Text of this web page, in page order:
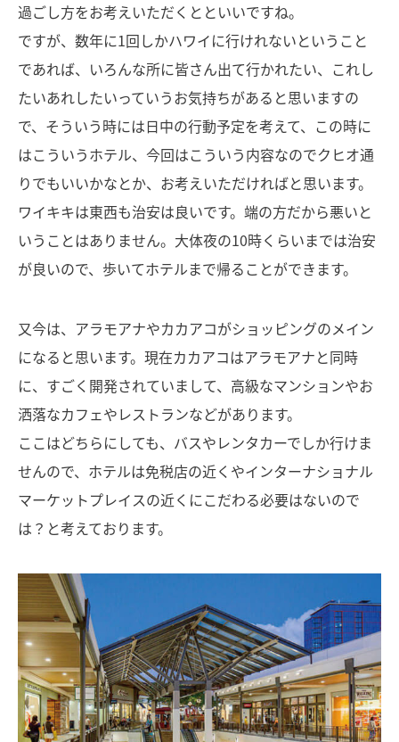
過ごし方をお考えいただくとといいですね。
ですが、数年に1回しかハワイに行けれないということ
であれば、いろんな所に皆さん出て行かれたい、これし
たいあれしたいっていうお気持ちがあると思いますの
で、そういう時には日中の行動予定を考えて、この時に
はこういうホテル、今回はこういう内容なのでクヒオ通
りでもいいかなとか、お考えいただければと思います。
ワイキキは東西も治安は良いです。端の方だから悪いと
いうことはありません。大体夜の10時くらいまでは治安
が良いので、歩いてホテルまで帰ることができます。
又今は、アラモアナやカカアコがショッピングのメイン
になると思います。現在カカアコはアラモアナと同時
に、すごく開発されていまして、高級なマンションやお
洒落なカフェやレストランなどがあります。
ここはどちらにしても、バスやレンタカーでしか行けま
せんので、ホテルは免税店の近くやインターナショナル
マーケットプレイスの近くにこだわる必要はないので
は？と考えております。